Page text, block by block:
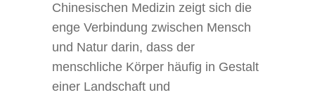
Chinesischen Medizin zeigt sich die
enge Verbindung zwischen Mensch
und Natur darin, dass der
menschliche Körper häufig in Gestalt
einer Landschaft und